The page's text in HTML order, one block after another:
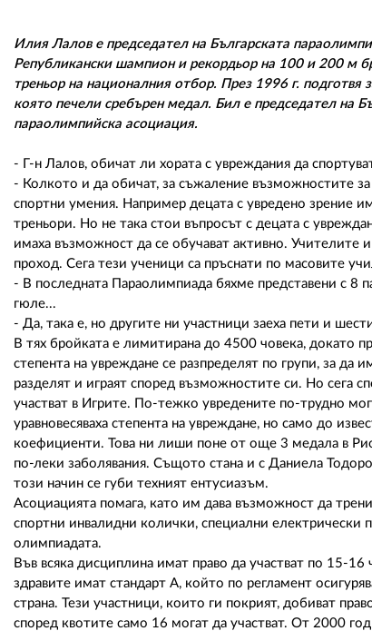
Илия Лалов е председател на Българската
Републикански шампион и рекордьор на 100 и 200 м
треньор на националния отбор. През 1996 г.
която печели сребърен медал. Бил е председател на
параолимпийска асоциация.
- Г-н Лалов, обичат ли хората с увреждания да
- Колкото и да обичат, за съжаление възможностите
спортни умения. Например децата с увредено зрение
треньори. Но не така стои въпросът с децата с
имаха възможност да се обучават активно.
проход. Сега тези ученици са пръснати по масовите
- В последната Параолимпиада бяхме представени с
гюле...
- Да, така е, но другите ни участници заеха пети и
В тях бройката е лимитирана до 4500 човека, докато
степента на увреждане се разпределят по групи, за
разделят и играят според възможностите си. Но
участват в Игрите. По-тежко увредените по-трудно
уравновесяваха степента на увреждане, но само до
коефициенти. Това ни лиши поне от още 3 медала в
по-леки заболявания. Същото стана и с Даниела
този начин се губи техният ентусиазъм.
Асоциацията помага, като им дава възможност да
спортни инвалидни колички, специални електрически
олимпиадата.
Във всяка дисциплина имат право да участват по 15-
здравите имат стандарт А, който по регламент
страна. Тези участници, които ги покрият, добиват
според квотите само 16 могат да участват. От 2000